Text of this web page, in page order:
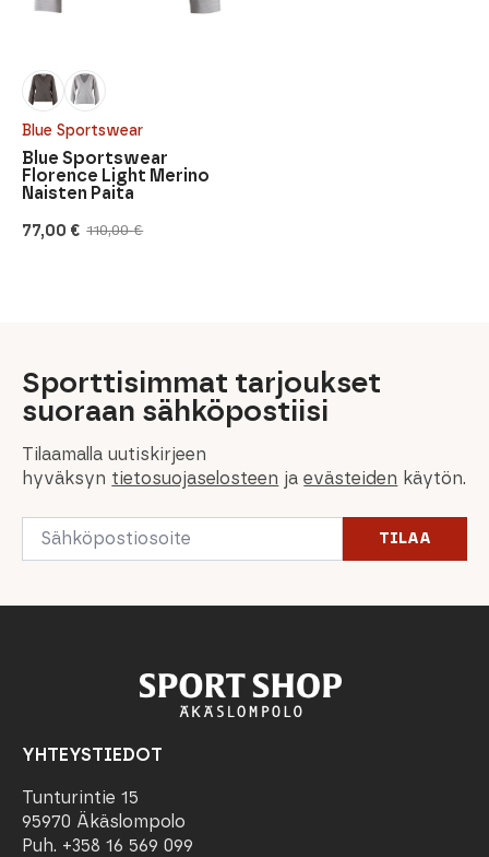
Blue Sportswear
110,00€
Alkuperäinen
77,00 €
Nykyinen
Blue Sportswear
Florence Light Merino
Naisten Paita
Sporttisimmat tarjoukset
suoraan sähköpostiisi
Tilaamalla uutiskirjeen
hyväksyn tietosuojaselosteen jaevästeiden käytön.
Email
TILAA
YHTEYSTIEDOT
Tunturintie 15
95970 Äkäslompolo
Puh. +358 16 569 099